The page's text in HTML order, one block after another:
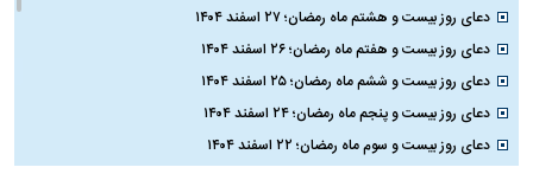
دعای روز بیست و هشتم ماه رمضان؛ ۲۷ اسفند ۱۴۰۴
دعای روز بیست و هفتم ماه رمضان؛ ۲۶ اسفند ۱۴۰۴
دعای روز بیست و ششم ماه رمضان؛ ۲۵ اسفند ۱۴۰۴
دعای روز بیست و پنجم ماه رمضان؛ ۲۴ اسفند ۱۴۰۴
دعای روز بیست و سوم ماه رمضان؛ ۲۲ اسفند ۱۴۰۴